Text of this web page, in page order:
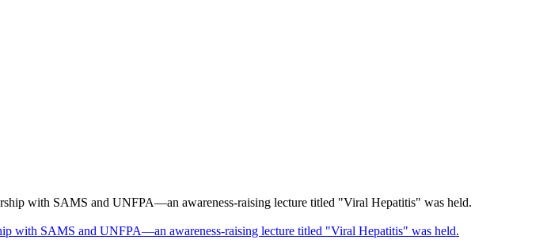
with SAMS and UNFPA—an awareness-raising lecture titled "Viral Hepatitis" was held.